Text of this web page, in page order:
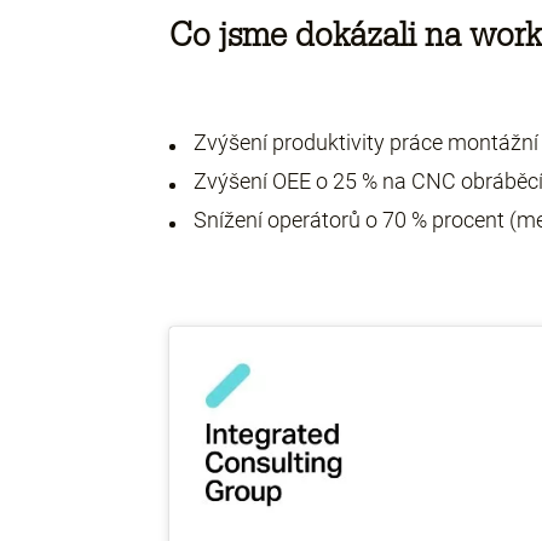
Co jsme dokázali na
Zvýšení produktivity práce
Zvýšení OEE o 25 % na CNC
Snížení operátorů o 70 % procent